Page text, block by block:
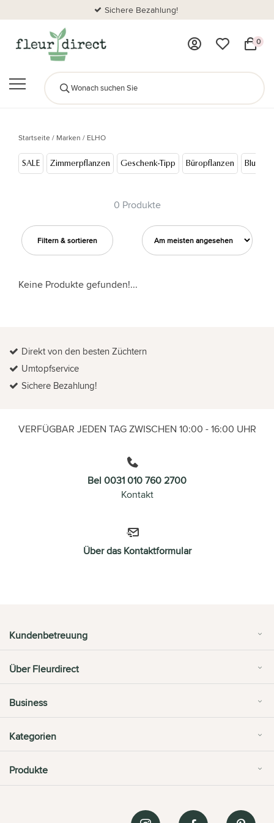
Sichere Bezahlung!
0
Startseite/ Marken / ELHO
SALE Zimmerpflanzen Geschenk-Tipp Büropflanzen
0 Produkte
Filtern & sortieren
Keine Produkte gefunden!...
Direkt von den besten Züchtern
Umtopfservice
Sichere Bezahlung!
VERFÜGBAR JEDEN TAG ZWISCHEN 10:00 - 16:00 UHR
Bel 0031 010 760 2700
Kontakt
Über das Kontaktformular
Kundenbetreuung
Über Fleurdirect
Business
Kategorien
Produkte